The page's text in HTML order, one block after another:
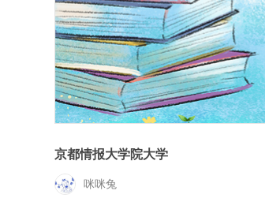
京都情报大学院大学
咪咪兔